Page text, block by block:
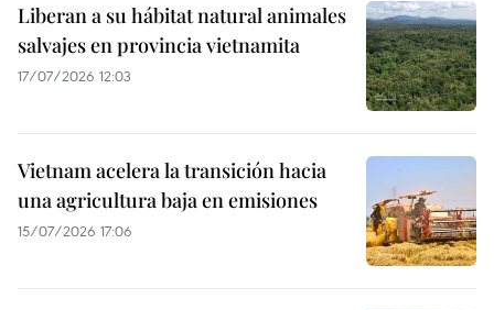
Liberan a su hábitat natural animales
salvajes en provincia vietnamita
17/07/2026 12:03
Vietnam acelera la transición hacia
una agricultura baja en emisiones
15/07/2026 17:06